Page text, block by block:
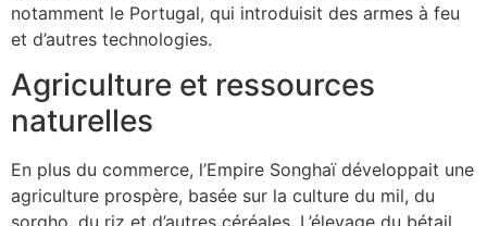
notamment le Portugal, qui introduisit des armes à feu
et d’autres technologies.
Agriculture et ressources
naturelles
En plus du commerce, l’Empire Songhaï développait une
agriculture prospère, basée sur la culture du mil, du